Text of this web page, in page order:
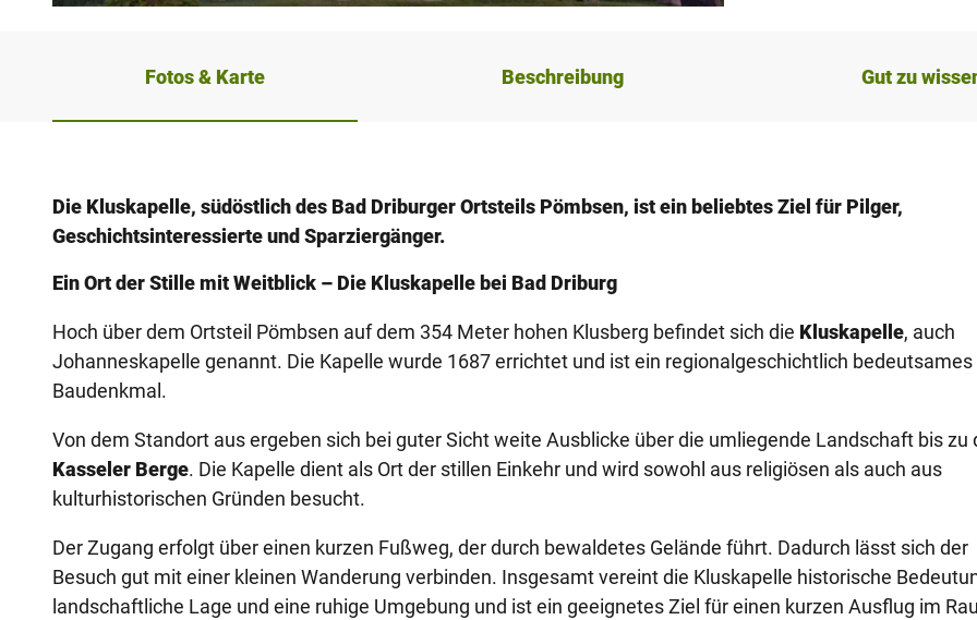
Fotos & Karte Beschreibung Gut zu
Die Kluskapelle, südöstlich des Bad Driburger Ortsteils Pömbsen, ist ein beliebtes Ziel für Pilger,
Geschichtsinteressierte und Sparziergänger.
Ein Ort der Stille mit Weitblick – Die Kluskapelle bei Bad Driburg
Hoch über dem Ortsteil Pömbsen auf dem 354 Meter hohen Klusberg befindet sich die Kluskapelle, auch
Johanneskapelle genannt. Die Kapelle wurde 1687 errichtet und ist ein regionalgeschichtlich bedeutsames
Baudenkmal.
Von dem Standort aus ergeben sich bei guter Sicht weite Ausblicke über die umliegende Landschaft bis zu
Kasseler Berge. Die Kapelle dient als Ort der stillen Einkehr und wird sowohl aus religiösen als auch aus
kulturhistorischen Gründen besucht.
Der Zugang erfolgt über einen kurzen Fußweg, der durch bewaldetes Gelände führt. Dadurch lässt sich der
Besuch gut mit einer kleinen Wanderung verbinden. Insgesamt vereint die Kluskapelle historische
landschaftliche Lage und eine ruhige Umgebung und ist ein geeignetes Ziel für einen kurzen Ausflug im